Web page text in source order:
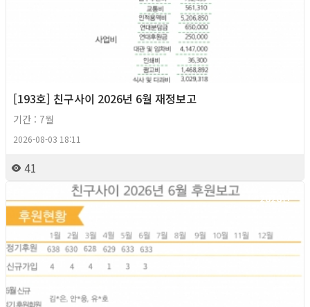
[193호] 친구사이 2026년 6월 재정보고
기간 : 7월
2026-08-03 18:11
41
2026년